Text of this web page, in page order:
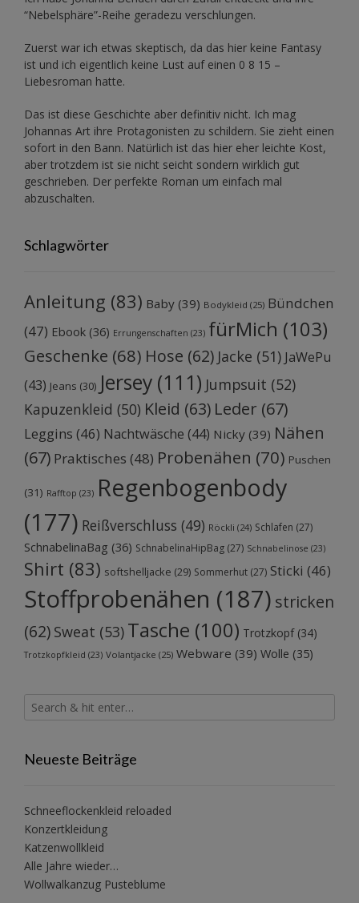
“Nebelsphäre”-Reihe geradezu verschlungen.
Zuerst war ich etwas skeptisch, da das hier keine Fantasy
ist und ich eigentlich keine Lust auf einen 0 8 15 –
Liebesroman hatte.
Das ist diese Geschichte aber definitiv nicht. Ich mag
Johannas Art ihre Protagonisten zu schildern. Sie zieht einen
sofort in den Bann. Natürlich ist das hier eher leichte Kost,
aber trotzdem ist sie nicht seicht sondern wirklich gut
geschrieben. Der perfekte Roman um einfach mal
abzuschalten.
Schlagwörter
Anleitung (83) Baby (39) Bodykleid (25) Bündchen
(47) Ebook (36) Errungenschaften (23) fürMich (103)
Geschenke (68) Hose (62) Jacke (51) JaWePu
(43) Jeans (30) Jersey (111) Jumpsuit (52)
Kapuzenkleid (50) Kleid (63) Leder (67)
Leggins (46) Nachtwäsche (44) Nicky (39) Nähen
(67) Praktisches (48) Probenähen (70) Puschen
(31) Rafftop (23) Regenbogenbody
(177) Reißverschluss (49) Röckli (24) Schlafen (27)
SchnabelinaBag (36) SchnabelinaHipBag (27) Schnabelinose (23)
Shirt (83) softshelljacke (29) Sommerhut (27) Sticki (46)
Stoffprobenähen (187) stricken
(62) Sweat (53) Tasche (100) Trotzkopf(34)
Trotzkopfkleid (23) Volantjacke (25) Webware (39) Wolle (35)
Neueste Beiträge
Schneeflockenkleid reloaded
Konzertkleidung
Katzenwollkleid
Alle Jahre wieder…
Wollwalkanzug Pusteblume